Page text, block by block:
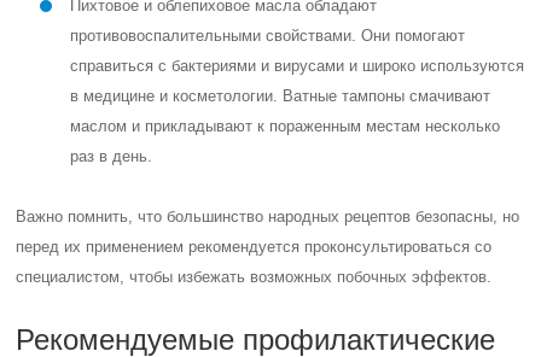
Пихтовое и облепиховое масла обладают
противовоспалительными свойствами. Они помогают
справиться с бактериями и вирусами и широко используются
в медицине и косметологии. Ватные тампоны смачивают
маслом и прикладывают к пораженным местам несколько
раз в день.
Важно помнить, что большинство народных рецептов безопасны, но
перед их применением рекомендуется проконсультироваться со
специалистом, чтобы избежать возможных побочных эффектов.
Рекомендуемые профилактические